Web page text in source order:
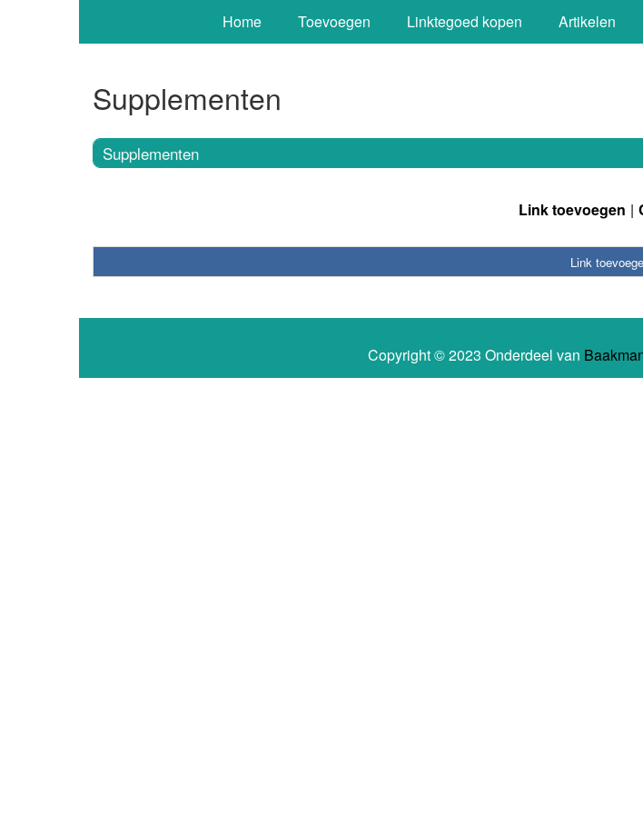
Home Toevoegen Linktegoed kopen Artikelen
Supplementen
Supplementen
Link toevoegen
Link
Copyright © 2023 Onderdeel van